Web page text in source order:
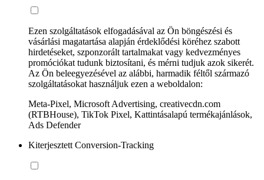
Ezen szolgáltatások elfogadásával az Ön böngészési és
vásárlási magatartása alapján érdeklődési köréhez szabott
hirdetéseket, szponzorált tartalmakat vagy kedvezményes
promóciókat tudunk biztosítani, és mérni tudjuk azok sikerét.
Az Ön beleegyezésével az alábbi, harmadik féltől származó
szolgáltatásokat használjuk ezen a weboldalon:
Meta-Pixel, Microsoft Advertising, creativecdn.com
(RTBHouse), TikTok Pixel, Kattintásalapú termékajánlások,
Ads Defender
Kiterjesztett Conversion-Tracking